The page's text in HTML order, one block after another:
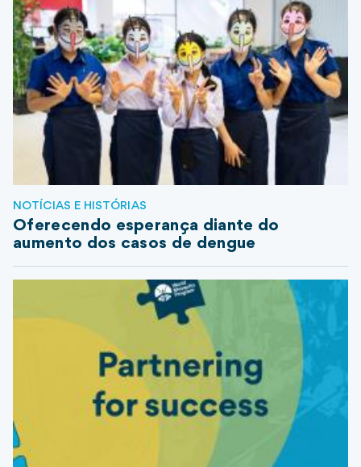
NOTÍCIAS E HISTÓRIAS
Oferecendo esperança diante do
aumento dos casos de dengue